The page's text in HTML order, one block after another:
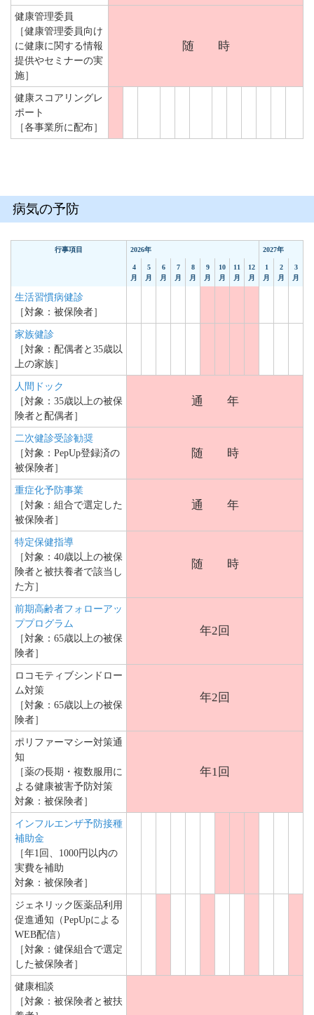
健康管理委員
［健康管理委員向け
に健康に関する情報
提供やセミナーの実
施］
随 時
健康スコアリングレ
ポート
［各事業所に配布］
病気の予防
行事項目 2026年 2027年
4
月
5
月
6
月
7
月
8
月
9
月
10
月
11
月
12
月
1
月
2
月
3
月
生活習慣病健診
［対象：被保険者］
家族健診
［対象：配偶者と35歳以
上の家族］
人間ドック
［対象：35歳以上の被保
険者と配偶者］
通 年
二次健診受診勧奨
［対象：PepUp登録済の
被保険者］
随 時
重症化予防事業
［対象：組合で選定した
被保険者］
通 年
特定保健指導
［対象：40歳以上の被保
険者と被扶養者で該当し
た方］
随 時
前期高齢者フォローアッ
ププログラム
［対象：65歳以上の被保
険者］
年2回
ロコモティブシンドロー
ム対策
［対象：65歳以上の被保
険者］
年2回
ポリファーマシー対策通
知
［薬の長期・複数服用に
よる健康被害予防対策
対象：被保険者］
年1回
インフルエンザ予防接種
補助金
［年1回、1000円以内の
実費を補助
対象：被保険者］
ジェネリック医薬品利用
促進通知（PepUpによる
WEB配信）
［対象：健保組合で選定
した被保険者］
健康相談
［対象：被保険者と被扶